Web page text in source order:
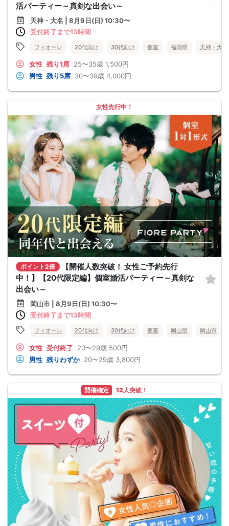
活パーティー～真剣な出会い～
天神・大名 | 8月9日(日) 10:30〜
受付終了まで13時間
フィオーレ 20代向け 30代向け 個室 福岡県 天神・大名
女性 残り1席 25〜35歳 1,500円
男性 残り5席 30〜39歳 4,000円
女性先行中！
ポイント2倍
【開催人数突破！ 女性ご予約先行
中！】【20代限定編】個室婚活パーティー～真剣な
出会い～
岡山市 | 8月9日(日) 10:30〜
受付終了まで13時間
フィオーレ 20代向け 30代向け 個室 岡山県 岡山市
女性 受付終了 20〜29歳 500円
男性 残りわずか 20〜29歳 3,800円
開催確定 12人突破！